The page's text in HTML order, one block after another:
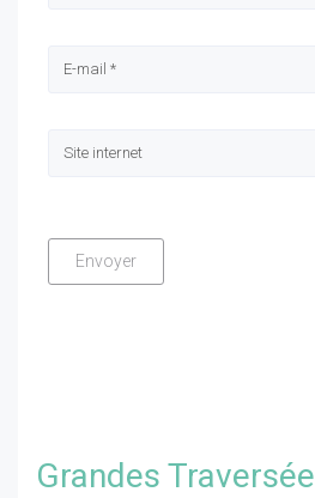
Grandes